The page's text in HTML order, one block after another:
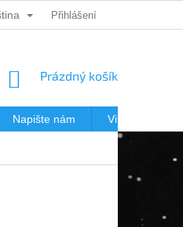
POŠTOVNÉ V JEWISHOP
Přihlášení
NÁKUPNÍ
Prázdný košík
Napište nám Virtualní